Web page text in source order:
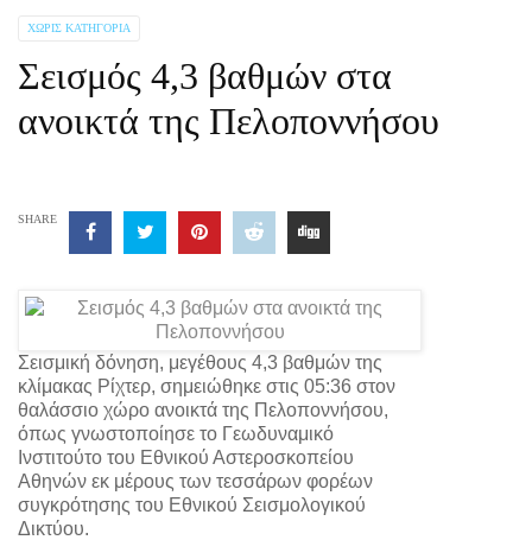
ΧΩΡΊΣ ΚΑΤΗΓΟΡΊΑ
Σεισμός 4,3 βαθμών στα
ανοικτά της Πελοποννήσου
SHARE
Σεισμική δόνηση, μεγέθους 4,3 βαθμών της
κλίμακας Ρίχτερ, σημειώθηκε στις 05:36 στον
θαλάσσιο χώρο ανοικτά της Πελοποννήσου,
όπως γνωστοποίησε το Γεωδυναμικό
Ινστιτούτο του Εθνικού Αστεροσκοπείου
Αθηνών εκ μέρους των τεσσάρων φορέων
συγκρότησης του Εθνικού Σεισμολογικού
Δικτύου.